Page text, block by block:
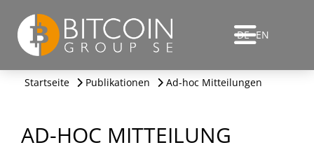
DE EN
Startseite Publikationen Ad-hoc Mitteilungen
AD-HOC MITTEILUNG